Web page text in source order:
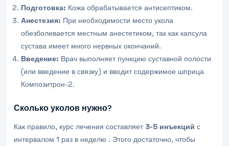
Подготовка: Кожа обрабатывается антисептиком.
Анестезия: При необходимости место укола
обезболивается местным анестетиком, так как капсула
сустава имеет много нервных окончаний.
Введение: Врач выполняет пункцию суставной полости
(или введение в связку) и вводит содержимое шприца
Композитрон-2.
Сколько уколов нужно?
Как правило, курс лечения составляет 3-5 инъекций с
интервалом 1 раз в неделю . Этого достаточно, чтобы